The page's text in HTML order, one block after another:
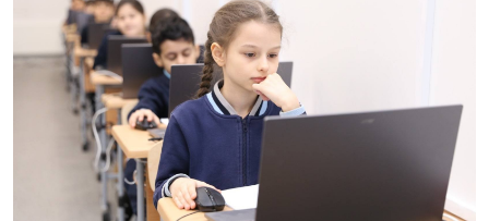
Gündəlik
Rəsmi